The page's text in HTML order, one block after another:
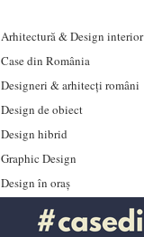
Arhitectură & Design interior
Case din România
Designeri & arhitecți români
Design de obiect
Design hibrid
Graphic Design
Design în oraș